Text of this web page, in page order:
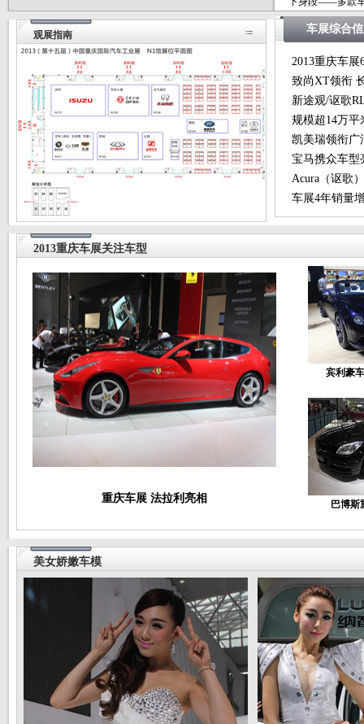
观展指南 车展综合
2013重庆车
致尚XT领衔
新途观/讴歌
规模超14万平
凯美瑞领衔广
宝马携众车型
Acura（讴歌
车展4年销量
2013重庆车展关注车型
重庆车展 法拉利亮相
宾利豪
巴博斯
美女娇嫩车模